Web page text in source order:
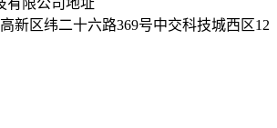
新区纬二十六路369号中交科技城西区12